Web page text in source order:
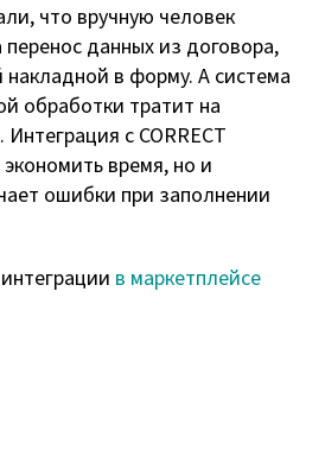
что вручную человек
данных из договора,
накладной в форму. А система
обработки тратит на
с CORRECT
время, но и
ошибки при заполнении
в маркетплейсе